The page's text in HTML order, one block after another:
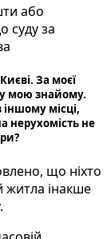
або
суду за
За моєї
мою знайому.
місці,
нерухомість не
що ніхто
інакше